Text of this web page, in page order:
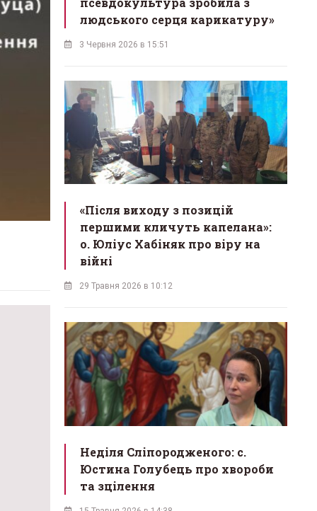
людського серця карикатуру»
3 Червня 2026 в 15:51
«Після виходу з позицій
першими кличуть капелана»:
о. Юліус Хабіняк про віру на
війні
29 Травня 2026 в 10:12
Неділя Сліпородженого: с.
Юстина Голубець про хвороби
та зцілення